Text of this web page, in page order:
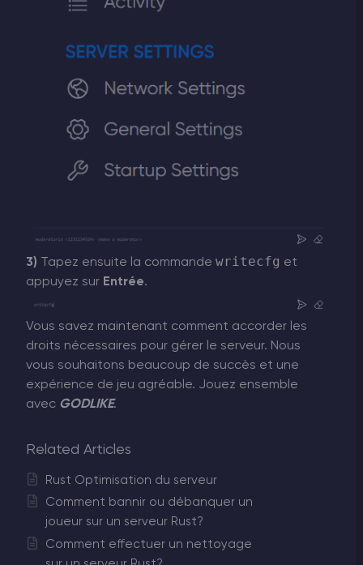
3) Tapez ensuite la commande writecfg et
appuyez sur Entrée.
Vous savez maintenant comment accorder les
droits nécessaires pour gérer le serveur. Nous
vous souhaitons beaucoup de succès et une
expérience de jeu agréable. Jouez ensemble
avec GODLIKE.
Related Articles
Rust Optimisation du serveur
Comment bannir ou débanquer un
joueur sur un serveur Rust?
Comment effectuer un nettoyage